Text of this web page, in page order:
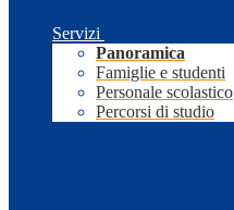
Servizi
Panoramica
Famiglie e studenti
Personale scolastico
Percorsi di studio